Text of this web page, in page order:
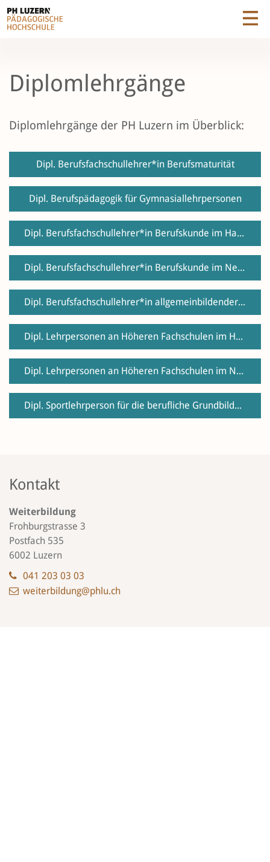
Diplomlehrgänge
Diplomlehrgänge der PH Luzern im Überblick:
Dipl. Berufsfachschullehrer*in Berufsmaturität
Dipl. Berufspädagogik für Gymnasiallehrpersonen
Dipl. Berufsfachschullehrer*in Berufskunde im Hauptberuf
Dipl. Berufsfachschullehrer*in Berufskunde im Nebenberuf
Dipl. Berufsfachschullehrer*in allgemeinbildender Unterricht
Dipl. Lehrpersonen an Höheren Fachschulen im Hauptberuf
Dipl. Lehrpersonen an Höheren Fachschulen im Nebenberuf
Dipl. Sportlehrperson für die berufliche Grundbildung
Kontakt
Weiterbildung
Frohburgstrasse 3
Postfach 535
6002 Luzern
041 203 03 03
weiterbildung@phlu.ch